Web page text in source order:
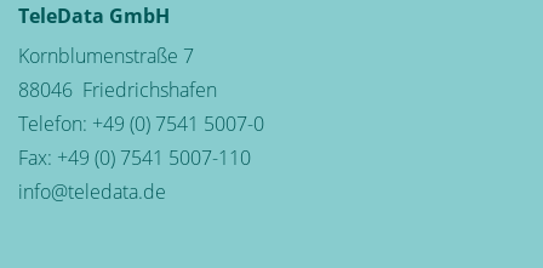
TeleData GmbH
Kornblumenstraße 7
88046 Friedrichshafen
Telefon: +49 (0) 7541 5007-0
Fax: +49 (0) 7541 5007-110
info@teledata.de